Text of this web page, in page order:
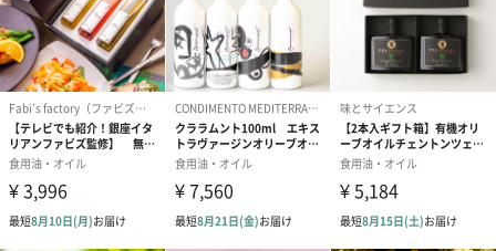
ブランド公式サイト
https://fresh-truffle.com
お歳暮やお中元に
梅結びの金箔が施された贈答用パッケージにいれてお届けしま